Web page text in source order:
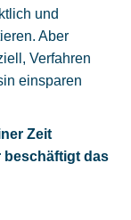
und
Aber
Verfahren
einsparen
Zeit
beschäftigt das